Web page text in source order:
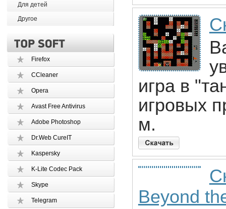
Для детей
Другое
Firefox
CCleaner
Opera
Avast Free Antivirus
Adobe Photoshop
Dr.Web CureIT
Kaspersky
K-Lite Codec Pack
Skype
Telegram
игра в
игровых
м.
Beyond